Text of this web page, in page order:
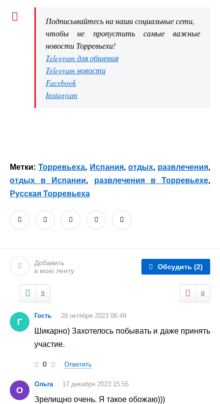
Подписывайтесь на наши социальные сети,
чтобы не пропустить самые важные
новости Торревьехи!
Telegram для общения
Telegram новости
Facebook
Instagram
Метки:Торревьеха, Испания, отдых, развлечения,
отдых в Испании, развлечения в Торревьехе,
Русская Торревьеха
Добавить
в мою ленту
Обсудить (2)
3 0
Г
Гость 28 октября 2023 06:49
Шикарно) Захотелось побывать и даже принять
участие.
0 Ответить
О
Ольга 17 декабря 2023 15:55
Зрелищно очень. Я такое обожаю)))